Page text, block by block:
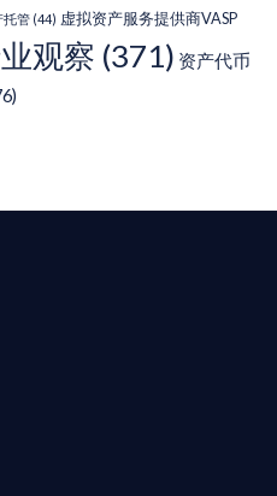
托管 (44) 虚拟资产服务提供商VASP
观察 (371) 资产代币